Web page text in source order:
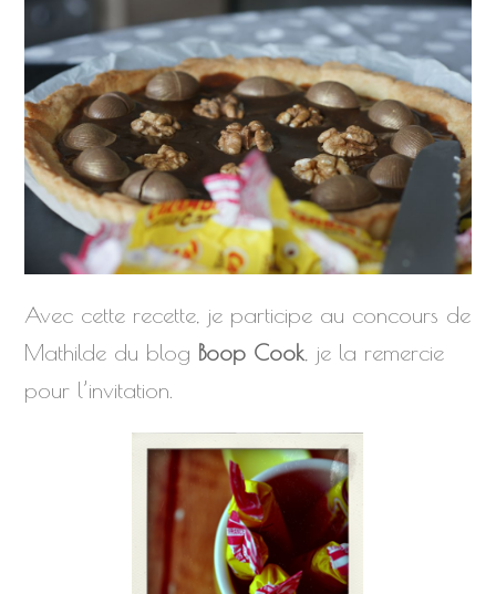
Avec cette recette, je participe au concours de
Mathilde du blog Boop Cook, je la remercie
pour l’invitation.